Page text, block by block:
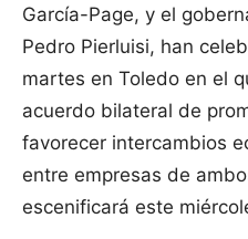
García-Page, y el
Pedro Pierluisi, han
martes en Toledo en el
acuerdo bilateral de
favorecer intercambios
entre empresas de
escenificará este